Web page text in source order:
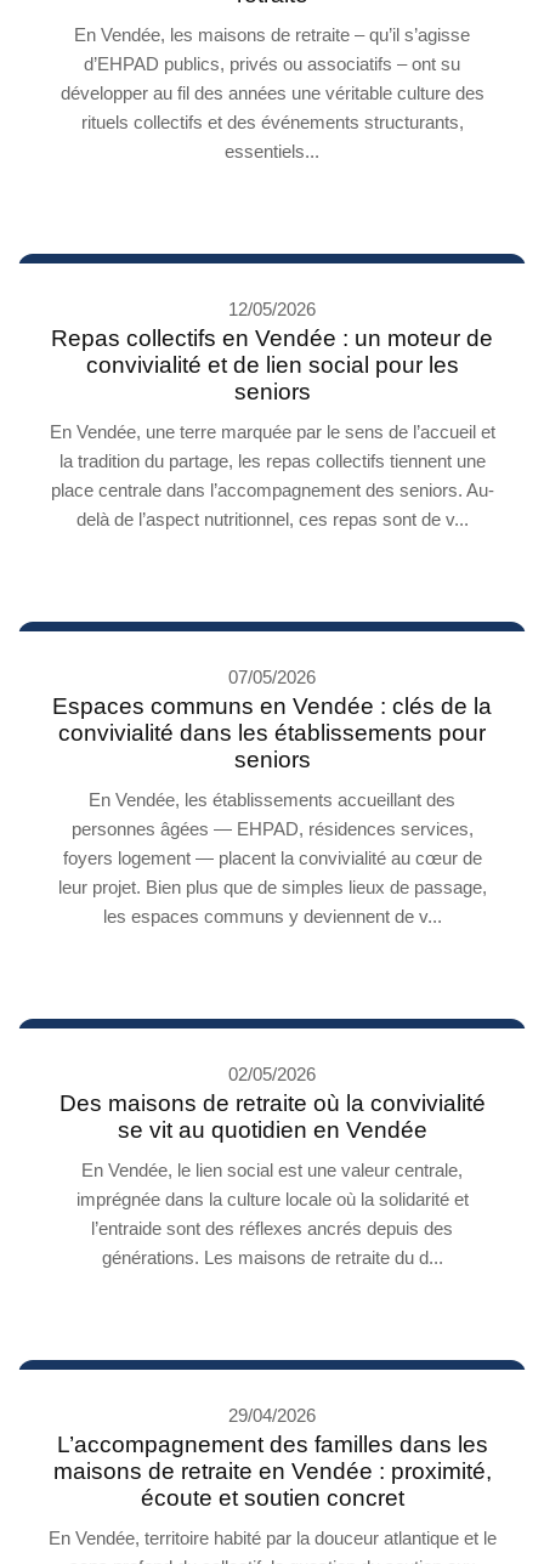
En Vendée, les maisons de retraite – qu’il s’agisse
d’EHPAD publics, privés ou associatifs – ont su
développer au fil des années une véritable culture des
rituels collectifs et des événements structurants,
essentiels...
12/05/2026
Repas collectifs en Vendée : un moteur de
convivialité et de lien social pour les
seniors
En Vendée, une terre marquée par le sens de l’accueil et
la tradition du partage, les repas collectifs tiennent une
place centrale dans l’accompagnement des seniors. Au-
delà de l’aspect nutritionnel, ces repas sont de v...
07/05/2026
Espaces communs en Vendée : clés de la
convivialité dans les établissements pour
seniors
En Vendée, les établissements accueillant des
personnes âgées — EHPAD, résidences services,
foyers logement — placent la convivialité au cœur de
leur projet. Bien plus que de simples lieux de passage,
les espaces communs y deviennent de v...
02/05/2026
Des maisons de retraite où la convivialité
se vit au quotidien en Vendée
En Vendée, le lien social est une valeur centrale,
imprégnée dans la culture locale où la solidarité et
l’entraide sont des réflexes ancrés depuis des
générations. Les maisons de retraite du d...
29/04/2026
L’accompagnement des familles dans les
maisons de retraite en Vendée : proximité,
écoute et soutien concret
En Vendée, territoire habité par la douceur atlantique et le